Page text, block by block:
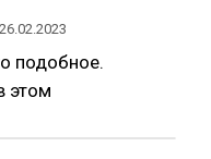
26.02.2023
подобное.
этом